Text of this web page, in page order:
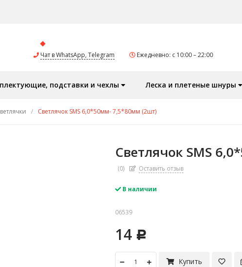
Чат в WhatsApp, Telegram Ежедневно: с 10:00 – 22:00
подставки и чехлы Леска и плетеные шнуры
/ Светлячок SMS 6,0*50мм- 7,5*80мм (2шт)
Светлячок SMS
(0) Оставить отзыв
В наличии
06539
14 Р
Купить